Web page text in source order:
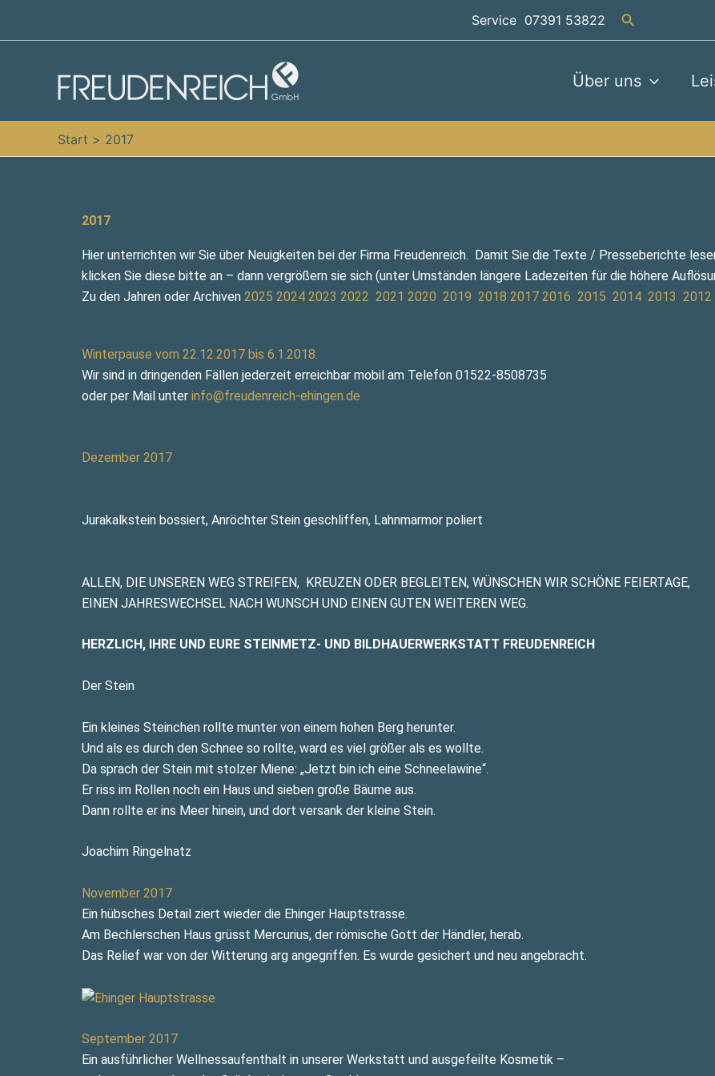
Service 07391 53822 Suchen
Über uns
Start 2017
2017
Hier unterrichten wir Sie über Neuigkeiten bei der Firma Freudenreich. Damit Sie die Texte / Presseberichte
klicken Sie diese bitte an – dann vergrößern sie sich (unter Umständen längere Ladezeiten für die höhere
Zu den Jahren oder Archiven 2025 2024 2023 2022 2021 2020 2019 2018 2017 2016 2015 2014 2013 2012
Winterpause vom 22.12.2017 bis 6.1.2018.
Wir sind in dringenden Fällen jederzeit erreichbar mobil am Telefon 01522-8508735
oder per Mail unter info@freudenreich-ehingen.de
Dezember 2017
Jurakalkstein bossiert, Anröchter Stein geschliffen, Lahnmarmor poliert
ALLEN, DIE UNSEREN WEG STREIFEN, KREUZEN ODER BEGLEITEN, WÜNSCHEN WIR SCHÖNE FEIERTAGE,
EINEN JAHRESWECHSEL NACH WUNSCH UND EINEN GUTEN WEITEREN WEG.
HERZLICH, IHRE UND EURE STEINMETZ- UND BILDHAUERWERKSTATT FREUDENREICH
Der Stein
Ein kleines Steinchen rollte munter von einem hohen Berg herunter.
Und als es durch den Schnee so rollte, ward es viel größer als es wollte.
Da sprach der Stein mit stolzer Miene: „Jetzt bin ich eine Schneelawine“.
Er riss im Rollen noch ein Haus und sieben große Bäume aus.
Dann rollte er ins Meer hinein, und dort versank der kleine Stein.
Joachim Ringelnatz
November 2017
Ein hübsches Detail ziert wieder die Ehinger Hauptstrasse.
Am Bechlerschen Haus grüsst Mercurius, der römische Gott der Händler, herab.
Das Relief war von der Witterung arg angegriffen. Es wurde gesichert und neu angebracht.
September 2017
Ein ausführlicher Wellnessaufenthalt in unserer Werkstatt und ausgefeilte Kosmetik –